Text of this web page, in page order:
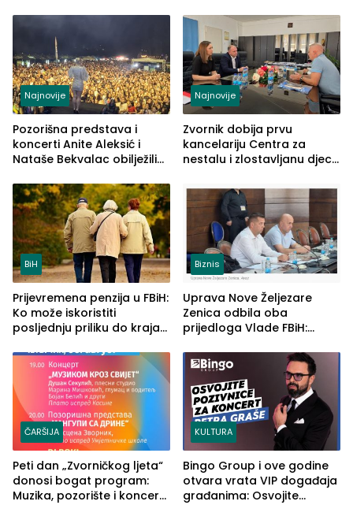
vidljive na njima
Najnovije
Pozorišna predstava i
koncerti Anite Aleksić i
Nataše Bekvalac obilježili
ljeta (FOTO)
Najnovije
Zvornik dobija prvu
kancelariju Centra za
nestalu i zlostavljanu djecu
BiH
Prijevremena penzija u FBiH:
Ko može iskoristiti
posljednju priliku do kraja
Biznis
Uprava Nove Željezare
Zenica odbila oba
prijedloga Vlade FBiH:
rješenje
ČARŠIJA
Peti dan „Zvorničkog ljeta“
donosi bogat program:
Muzika, pozorište i koncert
KULTURA
Bingo Group i ove godine
otvara vrata VIP događaja
građanima: Osvojite